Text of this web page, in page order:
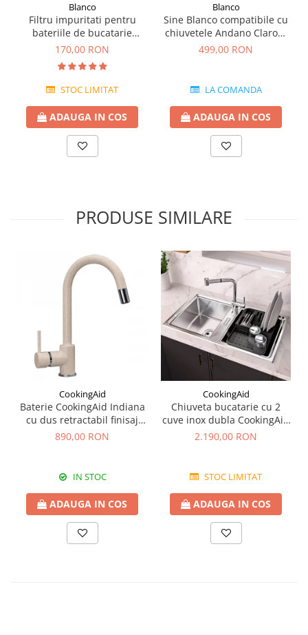
Blanco
Filtru impuritati pentru
bateriile de bucatarie
Blanco
170,00 RON
STOC LIMITAT
ADAUGA IN COS
Blanco
Sine Blanco compatibile cu
chiuvetele Andano Claron,
Flow, Pleon, Subline, Supra,
499,00 RON
LA COMANDA
ADAUGA IN COS
PRODUSE SIMILARE
CookingAid
Baterie CookingAid Indiana
cu dus retractabil finisaj
granit Bej Pigmentat /
890,00 RON
IN STOC
ADAUGA IN COS
CookingAid
Chiuveta bucatarie cu 2
cuve inox dubla CookingAid
FUSION 86BB
2.190,00 RON
STOC LIMITAT
ADAUGA IN COS